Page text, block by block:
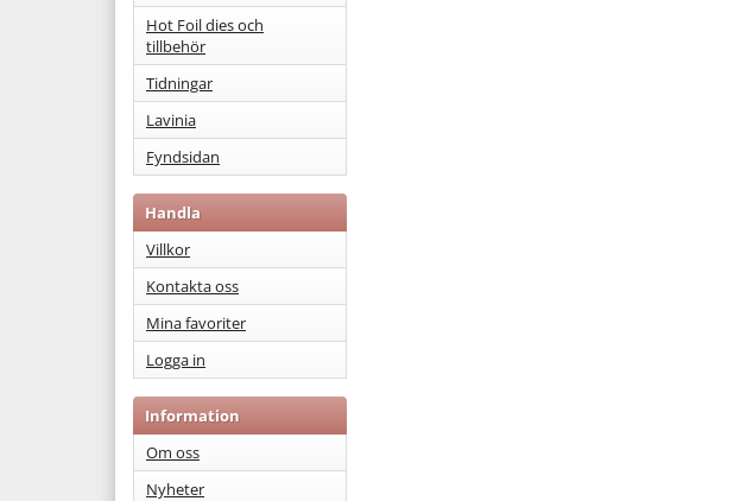
Hot Foil dies och
tillbehör
Tidningar
Lavinia
Fyndsidan
Handla
Villkor
Kontakta oss
Mina favoriter
Logga in
Information
Om oss
Nyheter